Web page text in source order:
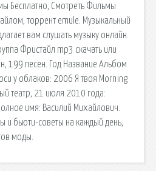
Бесплатно, Смотреть Фильмы
торрент emule. Музыкальный
вам слушать музыку онлайн.
Фристайл mp3 скачать или
199 песен. Год Название Альбом
у облаков: 2006 Я твоя Morning
театр, 21 июля 2010 года:
имя: Василий Михайлович.
и бьюти-советы на каждый день,
моды.